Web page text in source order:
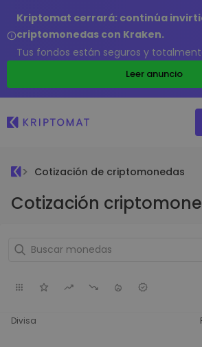
Kriptomat cerrará: continúa
criptomonedas con Kraken.
Tus fondos están seguros y
Leer anuncio
Cotización de criptomonedas
Cotización
Divisa